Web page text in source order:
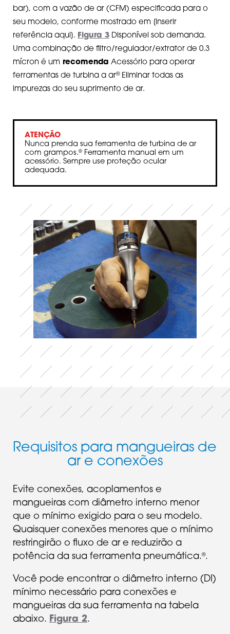
bar), com a vazão de ar (CFM) especificada para o
seu modelo, conforme mostrado em [inserir
referência aqui]. Figura 3 Disponível sob demanda.
Uma combinação de filtro/regulador/extrator de 0.3
mícron é um recomenda Acessório para operar
ferramentas de turbina a ar®Eliminar todas as
impurezas do seu suprimento de ar.
ATENÇÃO
Nunca prenda sua ferramenta de turbina de ar
com grampos.®
Ferramenta manual em um
acessório. Sempre use proteção ocular
adequada.
Requisitos para mangueiras de
ar e conexões
Evite conexões, acoplamentos e
mangueiras com diâmetro interno menor
que o mínimo exigido para o seu modelo.
Quaisquer conexões menores que o mínimo
restringirão o fluxo de ar e reduzirão a
potência da sua ferramenta pneumática.®.
Você pode encontrar o diâmetro interno (DI)
mínimo necessário para conexões e
mangueiras da sua ferramenta na tabela
abaixo. Figura 2.